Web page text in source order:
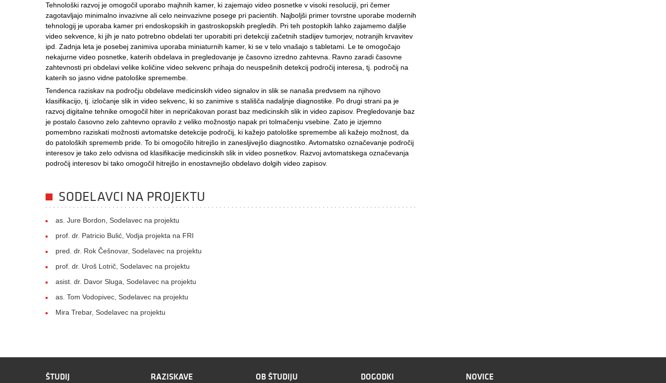
Tehnološki razvoj je omogočil uporabo majhnih kamer, ki zajemajo video posnetke v visoki resoluciji, pri čemer
zagotavljajo minimalno invazivne ali celo neinvazivne posege pri pacientih. Najboljši primer tovrstne uporabe modernih
tehnologij je uporaba kamer pri endoskopskih in gastroskopskih pregledih. Pri teh postopkih lahko zajamemo daljše
video sekvence, ki jih je nato potrebno obdelati ter uporabiti pri detekciji začetnih stadijev tumorjev, notranjih krvavitev
ipd. Zadnja leta je posebej zanimiva uporaba miniaturnih kamer, ki se v telo vnašajo s tabletami. Le te omogočajo
nekajurne video posnetke, katerih obdelava in pregledovanje je časovno izredno zahtevna. Ravno zaradi časovne
zahtevnosti pri obdelavi velike količine video sekvenc prihaja do neuspešnih detekcij področij interesa, tj. področij na
katerih so jasno vidne patološke spremembe.
Tendenca raziskav na področju obdelave medicinskih video signalov in slik se nanaša predvsem na njihovo
klasifikacijo, tj. izločanje slik in video sekvenc, ki so zanimive s stališča nadaljnje diagnostike. Po drugi strani pa je
razvoj digitalne tehnike omogočil hiter in nepričakovan porast baz medicinskih slik in video zapisov. Pregledovanje baz
je postalo časovno zelo zahtevno opravilo z veliko možnostjo napak pri tolmačenju vsebine. Zato je izjemno
pomembno raziskati možnosti avtomatske detekcije področij, ki kažejo patološke spremembe ali kažejo možnost, da
do patoloških sprememb pride. To bi omogočilo hitrejšo in zanesljivejšo diagnostiko. Avtomatsko označevanje področij
interesov je tako zelo odvisna od klasifikacije medicinskih slik in video posnetkov. Razvoj avtomatskega označevanja
področij interesov bi tako omogočil hitrejšo in enostavnejšo obdelavo dolgih video zapisov.
SODELAVCI NA PROJEKTU
as. Jure Bordon, Sodelavec na projektu
prof. dr. Patricio Bulić, Vodja projekta na FRI
pred. dr. Rok Češnovar, Sodelavec na projektu
prof. dr. Uroš Lotrič, Sodelavec na projektu
asist. dr. Davor Sluga, Sodelavec na projektu
as. Tom Vodopivec, Sodelavec na projektu
Mira Trebar, Sodelavec na projektu
ŠTUDIJ RAZISKAVE OB ŠTUDIJU DOGODKI NOVICE